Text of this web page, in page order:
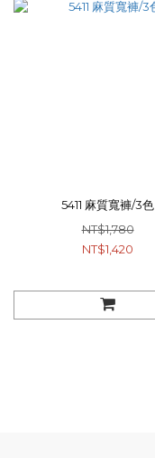
5411 麻質寬褲/3色
NT$1,780
NT$1,420